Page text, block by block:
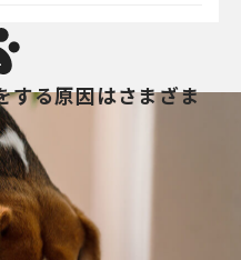
する原因はさまざま